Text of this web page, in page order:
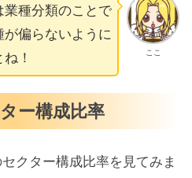
ここ
業種分類のことで
が偏らないように
！
ー構成比率
クター構成比率を見てみま